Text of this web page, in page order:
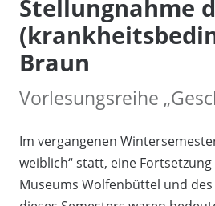
Stellungnahme
Braun
Vorlesungsreihe
Im vergangenen
weiblich“ statt, eine
Museums Wolfenbüttel und